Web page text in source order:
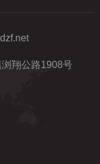
翔公路1908号